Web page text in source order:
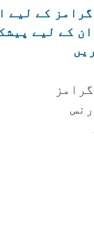
کے لیے
کے لیے